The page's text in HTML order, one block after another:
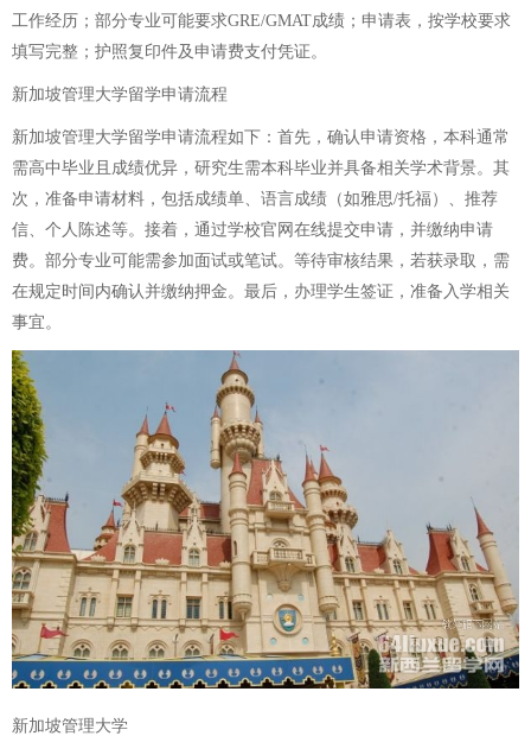
工作经历；部分专业可能要求GRE/GMAT成绩；申请表，按学校要求
填写完整；护照复印件及申请费支付凭证。
新加坡管理大学留学申请流程
新加坡管理大学留学申请流程如下：首先，确认申请资格，本科通常
需高中毕业且成绩优异，研究生需本科毕业并具备相关学术背景。其
次，准备申请材料，包括成绩单、语言成绩（如雅思/托福）、推荐
信、个人陈述等。接着，通过学校官网在线提交申请，并缴纳申请
费。部分专业可能需参加面试或笔试。等待审核结果，若获录取，需
在规定时间内确认并缴纳押金。最后，办理学生签证，准备入学相关
事宜。
新加坡管理大学